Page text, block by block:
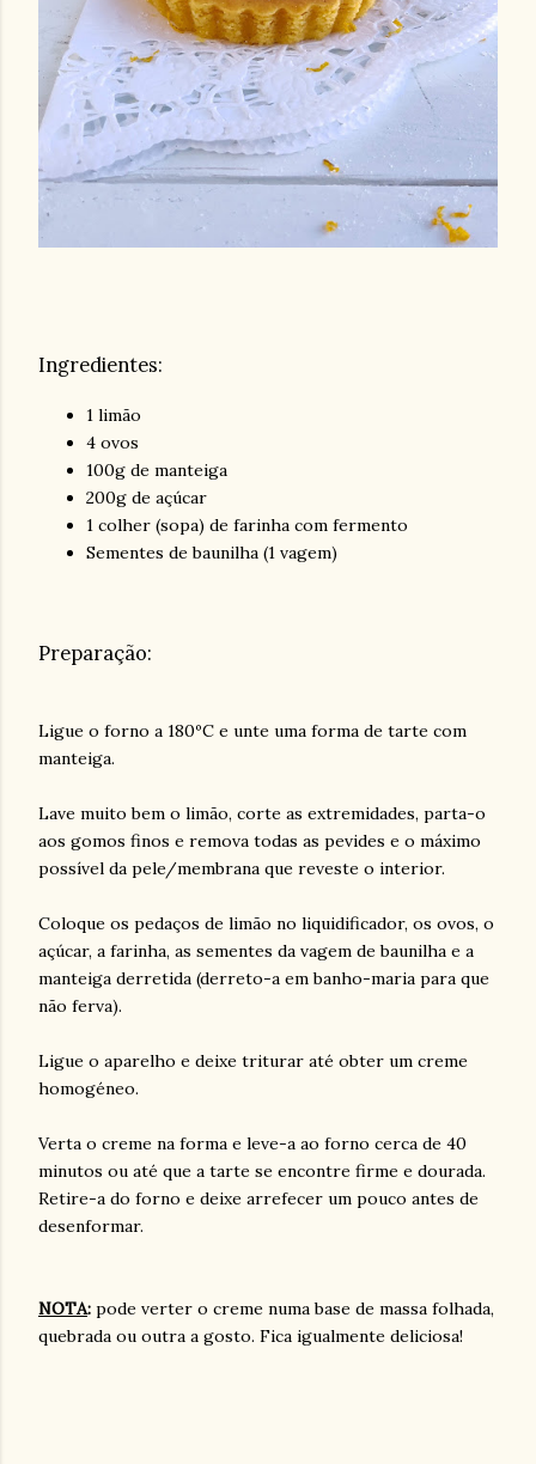
Ingredientes:
1 limão
4 ovos
100g de manteiga
200g de açúcar
1 colher (sopa) de farinha com fermento
Sementes de baunilha (1 vagem)
Preparação:
Ligue o forno a 180ºC e unte uma forma de tarte com
manteiga.
Lave muito bem o limão, corte as extremidades, parta-o
aos gomos finos e remova todas as pevides e o máximo
possível da pele/membrana que reveste o interior.
Coloque os pedaços de limão no liquidificador, os ovos, o
açúcar, a farinha, as sementes da vagem de baunilha e a
manteiga derretida (derreto-a em banho-maria para que
não ferva).
Ligue o aparelho e deixe triturar até obter um creme
homogéneo.
Verta o creme na forma e leve-a ao forno cerca de 40
minutos ou até que a tarte se encontre firme e dourada.
Retire-a do forno e deixe arrefecer um pouco antes de
desenformar.
NOTA: pode verter o creme numa base de massa folhada,
quebrada ou outra a gosto. Fica igualmente deliciosa!